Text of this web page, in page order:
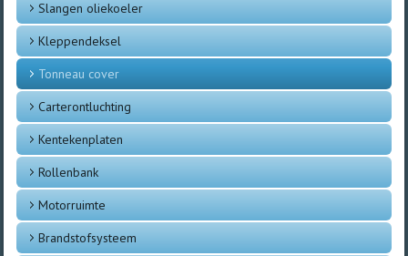
Slangen oliekoeler
Kleppendeksel
Tonneau cover
Carterontluchting
Kentekenplaten
Rollenbank
Motorruimte
Brandstofsysteem